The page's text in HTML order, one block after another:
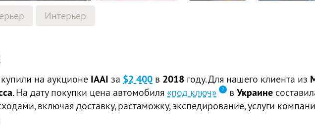
Интерьер
на аукционе IAAI за $2 400 в 2018 году. Для нашего клиента из
. На дату покупки цена автомобиля «под ключ» в Украине
включая доставку, растаможку, экспедирование, услуги